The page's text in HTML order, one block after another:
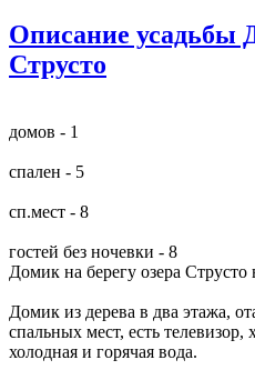
Описание усадьбы
Струсто
домов - 1
спален - 5
сп.мест - 8
гостей без ночевки - 8
Домик на берегу озера Струсто
Домик из дерева в два этажа,
спальных мест, есть телевизор,
холодная и горячая вода.